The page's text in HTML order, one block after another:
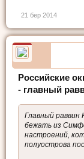
21 бер 2014
Российские
- главный
Главный
бежать из
настроений,
полуострова